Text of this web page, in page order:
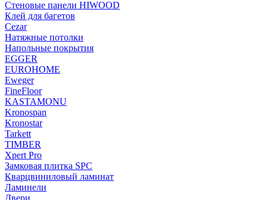
Стеновые панели HIWOOD
Клей для багетов
Cezar
Натяжные потолки
Напольные покрытия
EGGER
EUROHOME
Eweger
FineFloor
KASTAMONU
Kronospan
Kronostar
Tarkett
TIMBER
Xpert Pro
Замковая плитка SPC
Кварцвиниловый ламинат
Ламинели
Двери